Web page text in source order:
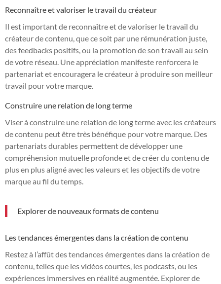
Reconnaître et valoriser le travail du créateur
Il est important de reconnaître et de valoriser le travail du
créateur de contenu, que ce soit par une rémunération juste,
des feedbacks positifs, ou la promotion de son travail au sein
de votre réseau. Une appréciation manifeste renforcera le
partenariat et encouragera le créateur à produire son meilleur
travail pour votre marque.
Construire une relation de long terme
Viser à construire une relation de long terme avec les créateurs
de contenu peut être très bénéfique pour votre marque. Des
partenariats durables permettent de développer une
compréhension mutuelle profonde et de créer du contenu de
plus en plus aligné avec les valeurs et les objectifs de votre
marque au fil du temps.
Explorer de nouveaux formats de contenu
Les tendances émergentes dans la création de contenu
Restez à l’affût des tendances émergentes dans la création de
contenu, telles que les vidéos courtes, les podcasts, ou les
expériences immersives en réalité augmentée. Explorer de